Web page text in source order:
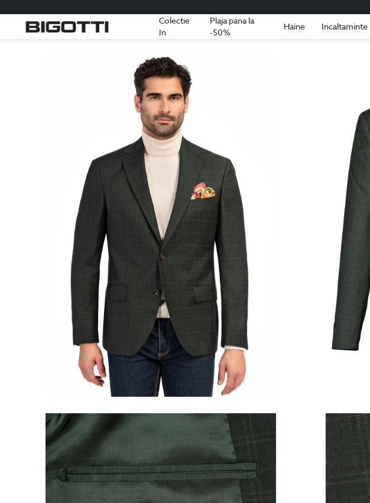
Colectie
In
Plaja pana la
-50%
Haine Incaltaminte